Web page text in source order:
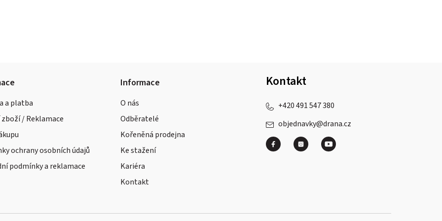
a platba
zboží / Reklamace
ochrany osobních údajů
podmínky a reklamace
Informace
O nás
Odběratelé
Kořeněná prodejna
Ke stažení
Kariéra
Kontakt
Kontakt
objednavky@drana.cz
+420 491 547 380